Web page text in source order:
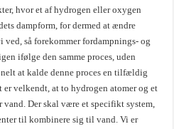
hvor et af hydrogen eller oxygen
dampform, for dermed at ændre
ved, så forekommer fordampnings- og
ifølge den samme proces, uden
at kalde denne proces en tilfældig
velkendt, at to hydrogen atomer og et
Der skal være et specifikt system,
til kombinere sig til vand. Vi er